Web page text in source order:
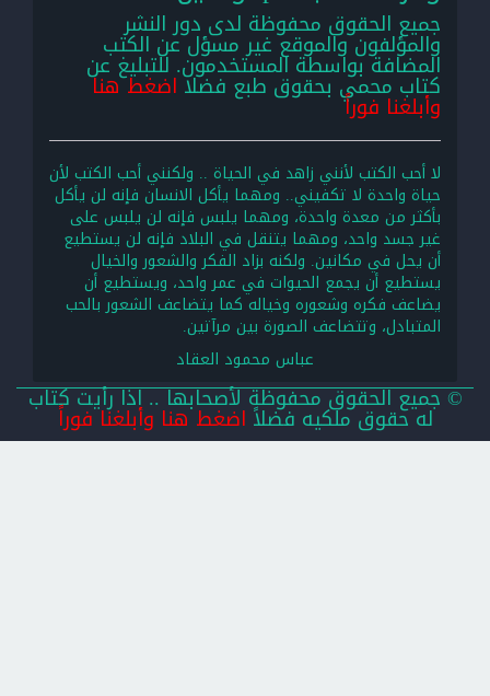
جميع الحقوق محفوظة لدى دور النشر
والمؤلفون والموقع غير مسؤل عن الكتب
المضافة بواسطة المستخدمون. للتبليغ عن
كتاب محمي بحقوق طبع فضلااضغط هنا
وأبلغنا فوراً
لا أحب الكتب لأنني زاهد في الحياة .. ولكنني أحب الكتب لأن
حياة واحدة لا تكفيني.. ومهما يأكل الانسان فإنه لن يأكل
بأكثر من معدة واحدة، ومهما يلبس فإنه لن يلبس على
غير جسد واحد، ومهما يتنقل في البلاد فإنه لن يستطيع
أن يحل في مكانين. ولكنه بزاد الفكر والشعور والخيال
يستطيع أن يجمع الحيوات في عمر واحد، ويستطيع أن
يضاعف فكره وشعوره وخياله كما يتضاعف الشعور بالحب
المتبادل، وتتضاعف الصورة بين مرآتين.
عباس محمود العقاد
© جميع الحقوق محفوظة لأصحابها .. اذا رأيت كتاب
له حقوق ملكيه فضلاًاضغط هنا وأبلغنا فوراً